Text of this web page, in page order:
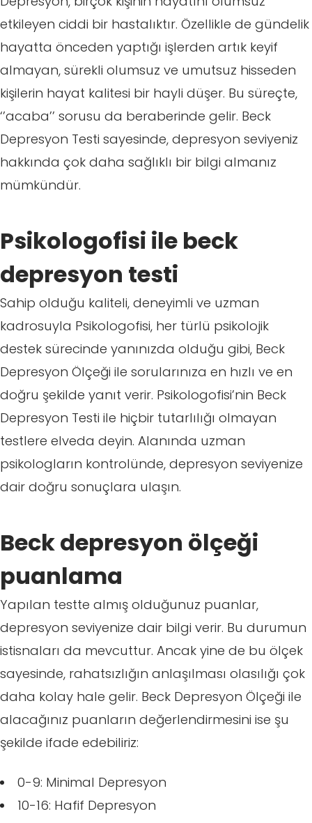
etkileyen ciddi bir hastalıktır. Özellikle de gündelik
hayatta önceden yaptığı işlerden artık keyif
almayan, sürekli olumsuz ve umutsuz hisseden
kişilerin hayat kalitesi bir hayli düşer. Bu süreçte,
‘’acaba’’ sorusu da beraberinde gelir. Beck
Depresyon Testi sayesinde, depresyon seviyeniz
hakkında çok daha sağlıklı bir bilgi almanız
mümkündür.
Psikologofisi ile beck
depresyon testi
Sahip olduğu kaliteli, deneyimli ve uzman
kadrosuyla Psikologofisi, her türlü psikolojik
destek sürecinde yanınızda olduğu gibi, Beck
Depresyon Ölçeği ile sorularınıza en hızlı ve en
doğru şekilde yanıt verir. Psikologofisi’nin Beck
Depresyon Testi ile hiçbir tutarlılığı olmayan
testlere elveda deyin. Alanında uzman
psikologların kontrolünde, depresyon seviyenize
dair doğru sonuçlara ulaşın.
Beck depresyon ölçeği
puanlama
Yapılan testte almış olduğunuz puanlar,
depresyon seviyenize dair bilgi verir. Bu durumun
istisnaları da mevcuttur. Ancak yine de bu ölçek
sayesinde, rahatsızlığın anlaşılması olasılığı çok
daha kolay hale gelir. Beck Depresyon Ölçeği ile
alacağınız puanların değerlendirmesini ise şu
şekilde ifade edebiliriz:
0-9: Minimal Depresyon
10-16: Hafif Depresyon